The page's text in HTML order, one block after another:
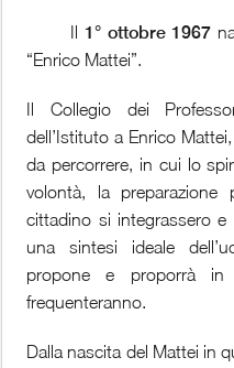
1° ottobre 1967
“Enrico Mattei”.
Il Collegio dei
dell’Istituto a Enrico
da percorrere, in cui lo
volontà, la preparazione
cittadino si integrassero
una sintesi ideale
propone e proporrà
frequenteranno.
Dalla nascita del Mattei in